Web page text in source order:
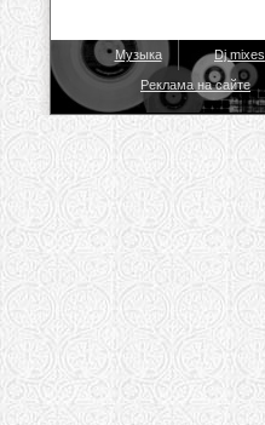
Музыка Dj mixes
Реклама на сайте